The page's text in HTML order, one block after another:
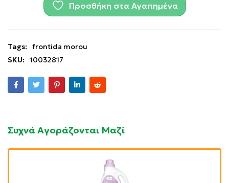
Προσθήκη στα Αγαπημένα
Tags:
frontida morou
SKU:
10032817
Συχνά Αγοράζονται Μαζί